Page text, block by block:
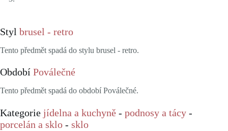
Styl brusel - retro
Tento předmět spadá do stylu brusel - retro.
Období Poválečné
Tento předmět spadá do období Poválečné.
Kategorie jídelna a kuchyně - podnosy a tácy -
porcelán a sklo - sklo